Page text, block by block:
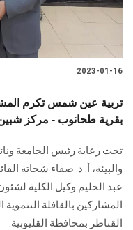
2023-01-16
تربية عين شمس تكرم
بقرية طحانوب - مركز شبين
تحت رعاية رئيس الجامعة
والبيئة، أ. د. صفاء شحاتة
عبد الحليم وكيل الكلية
المشاركين بالقافلة
القناطر بمحافظة القليوبية.